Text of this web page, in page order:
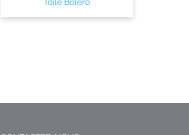
Toile Bolero